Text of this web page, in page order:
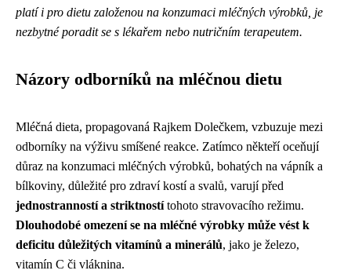
platí i pro dietu založenou na konzumaci mléčných výrobků, je
nezbytné poradit se s lékařem nebo nutričním terapeutem.
Názory odborníků na mléčnou dietu
Mléčná dieta, propagovaná Rajkem Dolečkem, vzbuzuje mezi
odborníky na výživu smíšené reakce. Zatímco někteří oceňují
důraz na konzumaci mléčných výrobků, bohatých na vápník a
bílkoviny, důležité pro zdraví kostí a svalů, varují před
jednostranností a striktnostítohoto stravovacího režimu.
Dlouhodobé omezení se na mléčné výrobky může vést k
deficitu důležitých vitamínů a minerálů, jako je železo,
vitamín C či vláknina.